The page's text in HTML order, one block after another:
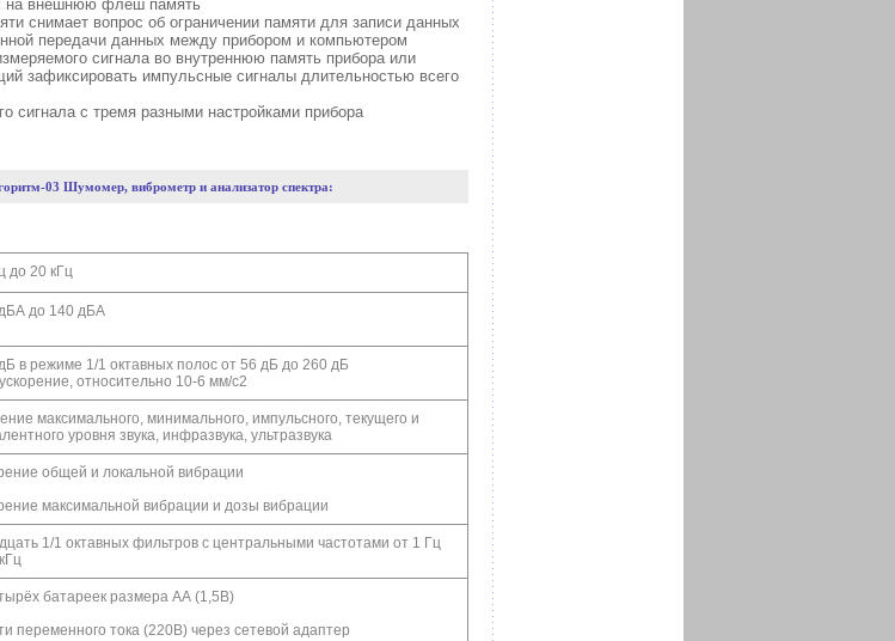
на внешнюю флеш память
снимает вопрос об ограничении памяти для записи данных
передачи данных между прибором и компьютером
сигнала во внутреннюю память прибора или
зафиксировать импульсные сигналы длительностью всего
сигнала с тремя разными настройками прибора
03 Шумомер, виброметр и анализатор спектра:
до 20 кГц
до 140 дБА
в режиме 1/1 октавных полос от 56 дБ до 260 дБ
относительно 10-6 мм/с2
максимального, минимального, импульсного, текущего и
уровня звука, инфразвука, ультразвука
общей и локальной вибрации
максимальной вибрации и дозы вибрации
1/1 октавных фильтров с центральными частотами от 1 Гц
батареек размера АА (1,5В)
переменного тока (220В) через сетевой адаптер